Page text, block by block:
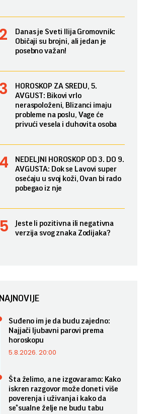
Danas je Sveti Ilija Gromovnik:
Običaji su brojni, ali jedan je
posebno važan!
HOROSKOP ZA SREDU, 5.
AVGUST: Bikovi vrlo
neraspoloženi, Blizanci imaju
probleme na poslu, Vage će
privući vesela i duhovita osoba
NEDELJNI HOROSKOP OD 3. DO 9.
AVGUSTA: Dok se Lavovi super
osećaju u svoj koži, Ovan bi rado
pobegao iz nje
Jeste li pozitivna ili negativna
verzija svog znaka Zodijaka?
NAJNOVIJE
Suđeno im je da budu zajedno:
Najjači ljubavni parovi prema
horoskopu
5.8.2026. 20:00
Šta želimo, a ne izgovaramo: Kako
iskren razgovor može doneti više
poverenja i uživanja i kako da
se*sualne želje ne budu tabu